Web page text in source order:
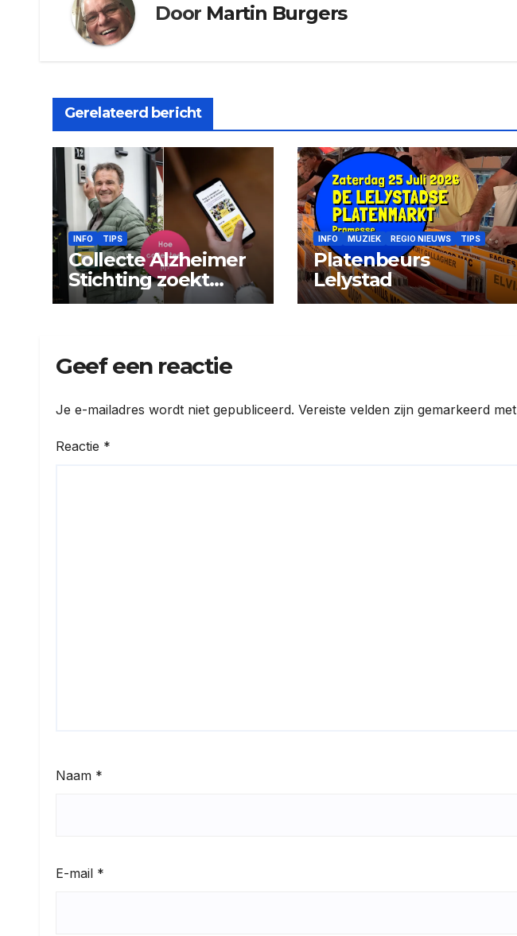
Door Martin Burgers
Gerelateerd bericht
INFO TIPS
Collecte Alzheimer
Stichting zoekt
collectanten
INFO MUZIEK REGIO NIEUWS TIPS
Platenbeurs
Lelystad
Geef een reactie
Je e-mailadres wordt niet gepubliceerd. Vereiste velden zijn gemarkeerd met
Reactie *
Naam *
E-mail *